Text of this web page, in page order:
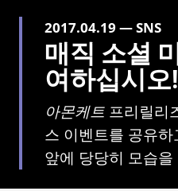
2017.04.19 — SNS
매직 소셜
여하십시오!
아몬케트 프리릴리
스 이벤트를 공유하
앞에 당당히 모습